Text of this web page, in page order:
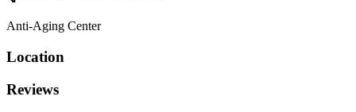
Anti-Aging Center
Location
Reviews